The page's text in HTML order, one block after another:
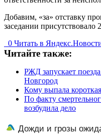
Добавим, «за» отставку
заседании присутствовало
0 Читать в Я
Читайте также:
РЖД запускает
Новгород
Кому выпала
По факту
возбудила дело
Дожди и грозы